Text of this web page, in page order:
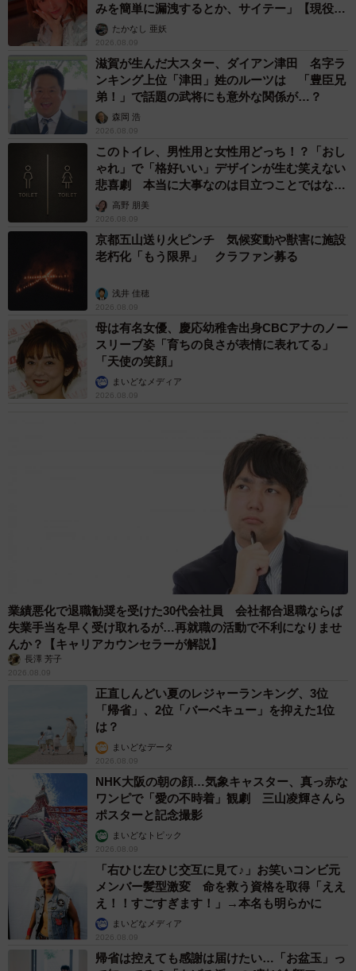
高齢の人の手をやさしく握る介助者の手※画像はイメージです （Syda
Productions/stock.adobe.com）
介護と仕事の両立は、身体的にも精神的にも大きな負担と
なります。
田中さんは、同じように介護をしている人たちとのオンラ
インコミュニティに参加し、悩みや工夫を共有していま
す。一人で抱え込まずに、同じ立場の人と話すことで、精
神的な支えを得ることができました。そして、必要に応じ
て地域包括支援センターの相談窓口や、企業が提供する従
業員支援プログラム（EAP）も活用しています。
介護離職を防ぐための支援制度
仕事と介護を両立するためには、法律で定められた支援制
度を積極的に活用することが重要です。ここでは、主な制
育児・介護休業法に基づき、要介護状態の家族を介護する
ために最長93日間の休業を取得できる制度です。対象家族1
人につき3回まで分割して取得できます。また、休業中は雇
用保険から介護休業給付金が支給され、休業開始前の給与
の67%が支給されます。ただし、給付額には上限があり、
令和6年度は月額約31万円が上限となっています。
▽介護休暇制度
要介護状態の家族の通院付き添いや介護サービスの手続き
などのために、年5日（対象家族が2人以上の場合は年10
日）まで取得できる制度です。時間単位での取得も可能な
ため、柔軟に利用できます。
▽残業等の制限
要介護状態の家族を介護する労働者は、時間外労働や深夜
業を制限する請求ができます。
▽短時間勤務制度
企業によって設けられている制度で、介護のために勤務時
間を短縮できる制度です。多くの企業では、1日2時間程度
の短縮が可能となっています。
これらの制度は、企業規模や雇用形態によって適用条件が
みを簡単に漏洩するとか、サイテー」【現役キ
ャストに取材】
たかなし 亜妖
2026.08.09
滋賀が生んだ大スター、ダイアン津田 名字ラ
ンキング上位「津田」姓のルーツは 「豊臣兄
弟！」で話題の武将にも意外な関係が…？
森岡 浩
2026.08.09
このトイレ、男性用と女性用どっち！？「おし
ゃれ」で「格好いい」デザインが生む笑えない
悲喜劇 本当に大事なのは目立つことではな
く…高野 朋美
2026.08.09
京都五山送り火ピンチ 気候変動や獣害に施設
老朽化「もう限界」 クラファン募る
浅井 佳穂
2026.08.09
母は有名女優、慶応幼稚舎出身CBCアナのノー
スリーブ姿「育ちの良さが表情に表れてる」
「天使の笑顔」
まいどなメディア
2026.08.09
業績悪化で退職勧奨を受けた30代会社員 会社都合退職ならば
失業手当を早く受け取れるが…再就職の活動で不利になりませ
んか？【キャリアカウンセラーが解説】
長澤 芳子
2026.08.09
正直しんどい夏のレジャーランキング、3位
「帰省」、2位「バーベキュー」を抑えた1位
は？
まいどなデータ
2026.08.09
NHK大阪の朝の顔…気象キャスター、真っ赤な
ワンピで「愛の不時着」観劇 三山凌輝さんら
ポスターと記念撮影
まいどなトピック
2026.08.09
「右ひじ左ひじ交互に見て♪」お笑いコンビ元
メンバー髪型激変 命を救う資格を取得「ええ
え！！すごすぎます！」→本名も明らかに
まいどなメディア
2026.08.09
帰省は控えても感謝は届けたい…「お盆玉」っ